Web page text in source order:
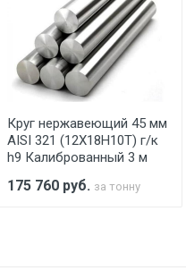
обязательно.
Клиент заранее
более 2-х часов.
по РФ рассчитывается
Круг нержавеющий 45 мм
AISI 321 (12Х18Н10Т) г/к
h9 Калиброванный 3 м
175 760 руб. за тонну